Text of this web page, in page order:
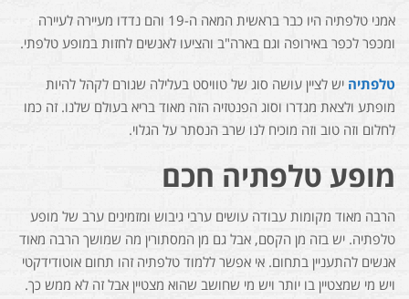
אמני טלפתיה היו כבר בראשית המאה ה-19 והם נדדו מעיירה לעיירה
ומכפר לכפר באירופה וגם בארה"ב והציעו לאנשים לחזות במופע טלפתי.
טלפתיה יש לציין עושה סוג של טוויסט בעלילה שגורם לקהל להיות
מופתע ולצאת מגדרו וסוג הפנטזיה הזה מאוד בריא בעולם שלנו. זה כמו
לחלום וזה טוב וזה מוכיח לנו שרב הנסתר על הגלוי.
מופע טלפתיה חכם
הרבה מאוד מקומות עבודה עושים ערבי גיבוש ומזמינים ערב של מופע
טלפתיה. יש בזה מן הקסם, אבל גם מן המסתורין מה שמושך הרבה מאוד
אנשים להתעניין בתחום. אי אפשר ללמוד טלפתיה זהו תחום אוטודידקטי
ויש מי שמצטיין בו יותר ויש מי שחושב שהוא מצטיין אבל זה לא ממש כך.